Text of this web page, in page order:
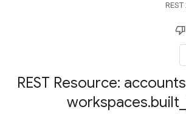
REST Resource: accounts
workspaces.built